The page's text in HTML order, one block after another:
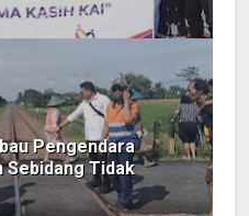
Pengendara
Sebidang Tidak